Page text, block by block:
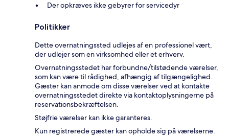
Der opkræves ikke gebyrer for servicedyr
Politikker
Dette overnatningssted udlejes af en professionel vært,
der udlejer som en virksomhed eller et erhverv.
Overnatningsstedet har forbundne/tilstødende værelser,
som kan være til rådighed, afhængig af tilgængelighed.
Gæster kan anmode om disse værelser ved at kontakte
overnatningsstedet direkte via kontaktoplysningerne på
reservationsbekræftelsen.
Støjfrie værelser kan ikke garanteres.
Kun registrerede gæster kan opholde sig på værelserne.